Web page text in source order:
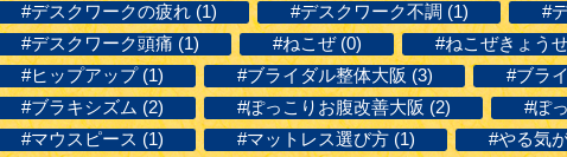
#デスクワークの疲れ (1)
#デスクワーク不調 (1)
#
#デスクワーク頭痛 (1)
#ねこぜ (0) #ねこぜきょう
#ヒップアップ (1)
#ブライダル整体大阪 (3)
#ブラ
#ブラキシズム (2)
#ぽっこりお腹改善大阪 (2)
#ぽ
#マウスピース (1)
#マットレス選び方 (1)
#やる気